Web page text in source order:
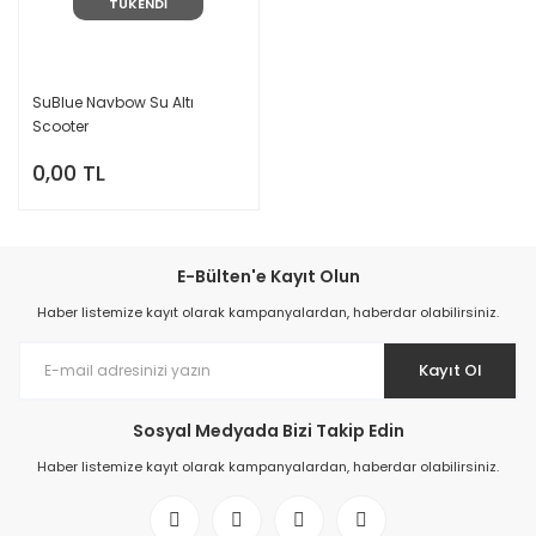
TÜKENDİ
SuBlue Navbow Su Altı
Scooter
0,00 TL
E-Bülten'e Kayıt Olun
Haber listemize kayıt olarak kampanyalardan, haberdar olabilirsiniz.
Kayıt Ol
Sosyal Medyada Bizi Takip Edin
Haber listemize kayıt olarak kampanyalardan, haberdar olabilirsiniz.